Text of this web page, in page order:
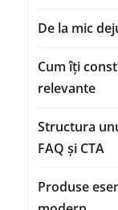
De la mic
Cum îți
relevante
Structura
FAQ și CTA
Produse